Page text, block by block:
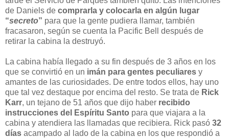
de Daniels de comprarla y colocarla en algún lugar
“secreto” para que la gente pudiera llamar, también
fracasaron, según se cuenta la Pacific Bell después de
retirar la cabina la destruyó.
La cabina había llegado a su fin después de 3 años en los
que se convirtió en un imán para gentes peculiares y
amantes de las curiosidades. De entre todos ellos, hay uno
que tal vez destaque por encima del resto. Se trata de Rick
Karr, un tejano de 51 años que dijo haber recibido
instrucciones del Espíritu Santo para que viajara a la
cabina y atendiera las llamadas que recibiera. Rick pasó 32
días acampado al lado de la cabina en los que respondió a